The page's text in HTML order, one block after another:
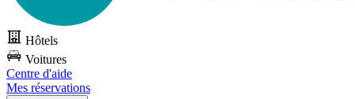
Hôtels
Voitures
Centre d'aide
Mes réservations